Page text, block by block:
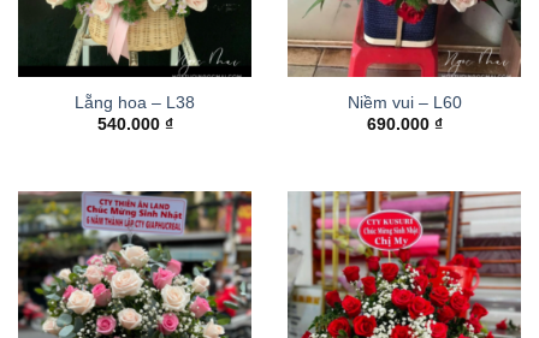
Lẵng hoa – L38
540.000 ₫
Niềm vui – L60
690.000 ₫